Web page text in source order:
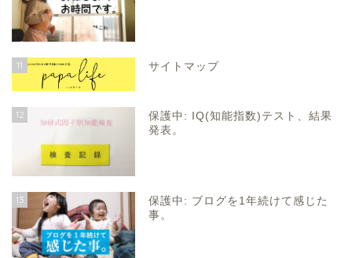
11 サイトマップ
12
保護中: IQ(知能指数)テスト、結果
発表。
13
保護中: ブログを1年続けて感じた
事。